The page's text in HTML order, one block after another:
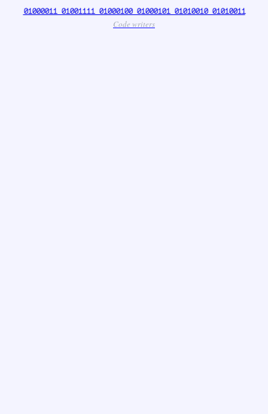
01000011 01001111 01000100 01000101 01010010 01010011
Code writers